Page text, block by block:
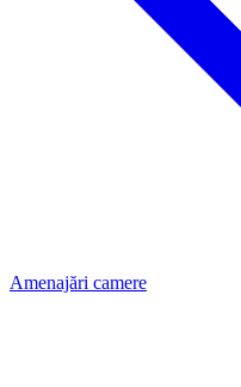
Amenajări camere